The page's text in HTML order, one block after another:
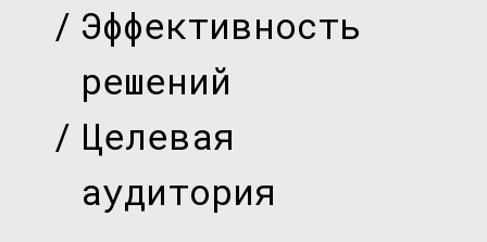
Эффективность
решений
Целевая
аудитория
/
/